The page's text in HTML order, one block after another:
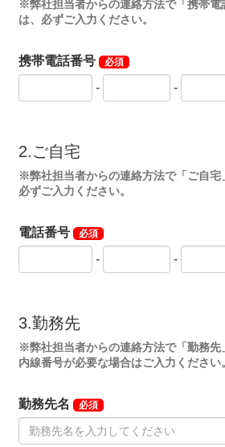
※弊社担当者からの連絡方法で「携帯電
は、必ずご入力ください。
携帯電話番号 必須
- -
2.ご自宅
※弊社担当者からの連絡方法で「ご自宅
必ずご入力ください。
電話番号 必須
- -
3.勤務先
※弊社担当者からの連絡方法で「勤務先
内線番号が必要な場合はご入力ください
勤務先名 必須